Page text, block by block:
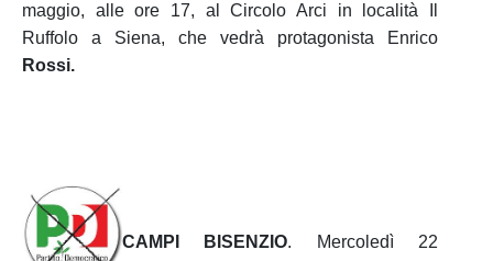
maggio, alle ore 17, al Circolo Arci in località Il
Ruffolo a Siena, che vedrà protagonista Enrico
Rossi.
CAMPI BISENZIO. Mercoledì 22